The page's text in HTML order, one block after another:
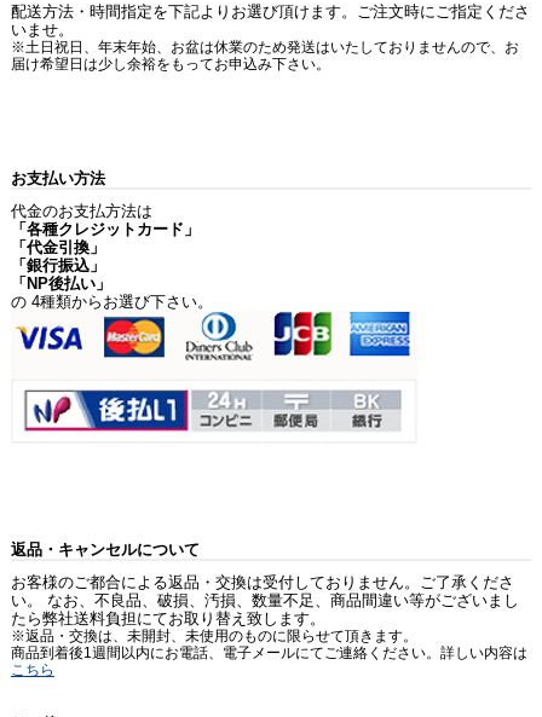
配送方法・時間指定を下記よりお選び頂けます。ご注文時にご指定くださ
いませ。
※土日祝日、年末年始、お盆は休業のため発送はいたしておりませんので、お
届け希望日は少し余裕をもってお申込み下さい。
お支払い方法
代金のお支払方法は
「各種クレジットカード」
「代金引換」
「銀行振込」
「NP後払い」
の 4種類からお選び下さい。
返品・キャンセルについて
お客様のご都合による返品・交換は受付しておりません。ご了承くださ
い。 なお、不良品、破損、汚損、数量不足、商品間違い等がございまし
たら弊社送料負担にてお取り替え致します。
※返品・交換は、未開封、未使用のものに限らせて頂きます。
商品到着後1週間以内にお電話、電子メールにてご連絡ください。詳しい内容は
こちら